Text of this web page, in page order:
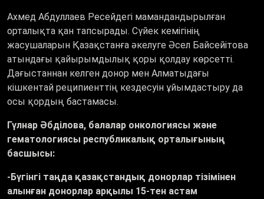
Ахмед Абдуллаев Ресейдегі мамандандырылған
орталықта қан тапсырады. Сүйек кемігінің
жасушаларын Қазақстанға әкелуге Әсел Байсейітова
атындағы қайырымдылық қоры қолдау көрсетті.
Дағыстаннан келген донор мен Алматыдағы
кішкентай реципиенттің кездесуін ұйымдастыру да
осы қордың бастамасы.
Гүлнар Әбділова, балалар онкологиясы және
гематологиясы республикалық орталығының
басшысы:
-Бүгінгі таңда қазақстандық донорлар тізімінен
алынған донорлар арқылы 15-тен астам